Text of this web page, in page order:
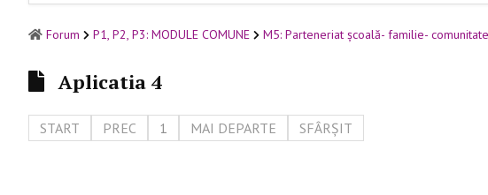
Forum P1, P2, P3: MODULE COMUNE M5: Parteneriat școală- familie-
Aplicatia 4
START PREC 1 MAI DEPARTE SFÂRȘIT